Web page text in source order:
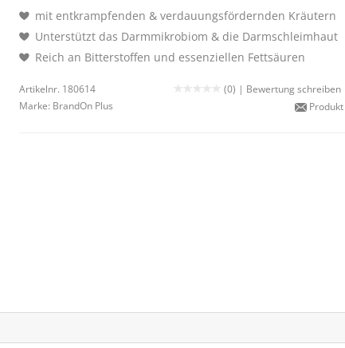
mit entkrampfenden & verdauungsfördernden Kräutern
Unterstützt das Darmmikrobiom & die Darmschleimhaut
Reich an Bitterstoffen und essenziellen Fettsäuren
Artikelnr. 180614 (0) | Bewertung schreiben
Marke: BrandOn Plus